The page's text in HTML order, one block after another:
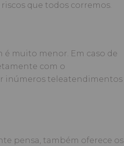
que todos corremos.
muito menor. Em caso de
com o
inúmeros teleatendimentos
pensa, também oferece os